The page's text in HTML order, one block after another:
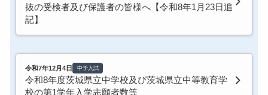
抜の受検者及び保護者の皆様へ【令和8年1月23日追
記】
令和7年12月4日 中学入試
令和8年度茨城県立中学校及び茨城県立中等教育学
校の第1学年入学志願者数等